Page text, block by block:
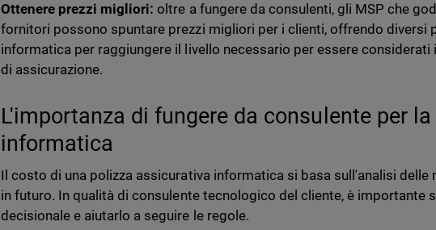
Ottenere prezzi migliori:oltre a fungere da consulenti, gli MSP che
fornitori possono spuntare prezzi migliori per i clienti, offrendo diversi
informatica per raggiungere il livello necessario per essere considerati
di assicurazione.
L'importanza di fungere da consulente per
informatica
Il costo di una polizza assicurativa informatica si basa sull'analisi delle
in futuro. In qualità di consulente tecnologico del cliente, è importante
decisionale e aiutarlo a seguire le regole.